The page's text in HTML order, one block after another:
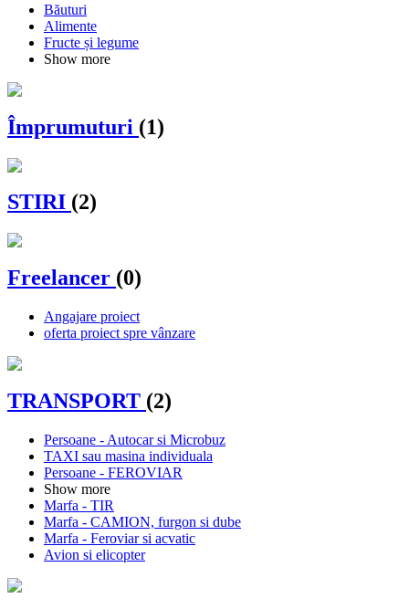
Băuturi
Alimente
Fructe și legume
Show more
Împrumuturi (1)
STIRI (2)
Freelancer (0)
Angajare proiect
oferta proiect spre vânzare
TRANSPORT (2)
Persoane - Autocar si Microbuz
TAXI sau masina individuala
Persoane - FEROVIAR
Show more
Marfa - TIR
Marfa - CAMION, furgon si dube
Marfa - Feroviar si acvatic
Avion si elicopter